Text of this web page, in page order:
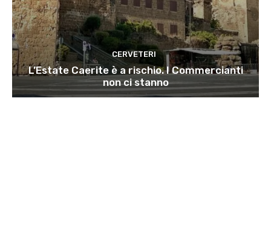
CERVETERI
L’Estate Caerite è a rischio. I Commercianti
non ci stanno